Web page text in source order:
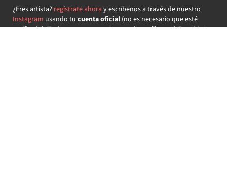
¿Eres artista? regístrate ahora y escríbenos a través de nuestro
Instagram usando tu cuenta oficial(no es necesario que esté
verificada) ¡Te daremos acceso a tu propio perfil y podrás subir tus